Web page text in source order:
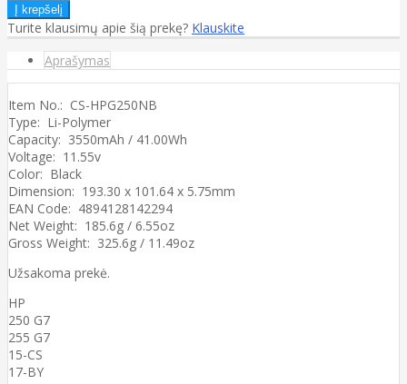
Turite klausimų apie šią prekę? Klauskite
Aprašymas
Item No.: CS-HPG250NB
Type: Li-Polymer
Capacity: 3550mAh / 41.00Wh
Voltage: 11.55v
Color: Black
Dimension: 193.30 x 101.64 x 5.75mm
EAN Code: 4894128142294
Net Weight: 185.6g / 6.55oz
Gross Weight: 325.6g / 11.49oz
Užsakoma prekė.
HP
250 G7
255 G7
15-CS
17-BY